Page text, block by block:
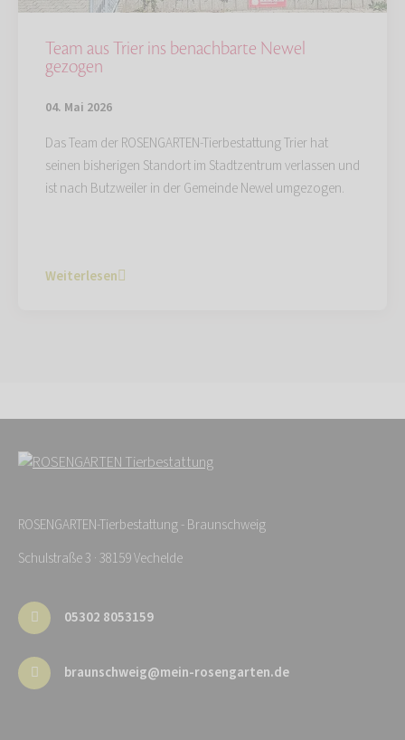
Team aus Trier ins benachbarte Newel
gezogen
04. Mai 2026
Das Team der ROSENGARTEN-Tierbestattung Trier hat
seinen bisherigen Standort im Stadtzentrum verlassen und
ist nach Butzweiler in der Gemeinde Newel umgezogen.
Weiterlesen
ROSENGARTEN-Tierbestattung - Braunschweig
Schulstraße 3 · 38159 Vechelde
05302 8053159
braunschweig@mein-rosengarten.de